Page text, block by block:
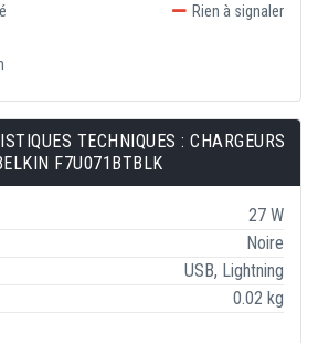
Rien à signaler
TECHNIQUES : CHARGEURS
F7U071BTBLK
27 W
Noire
USB, Lightning
0.02 kg